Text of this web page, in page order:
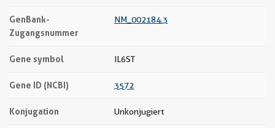
GenBank-
Zugangsnummer
NM_002184.3
Gene symbol IL6ST
Gene ID (NCBI) 3572
Konjugation Unkonjugiert